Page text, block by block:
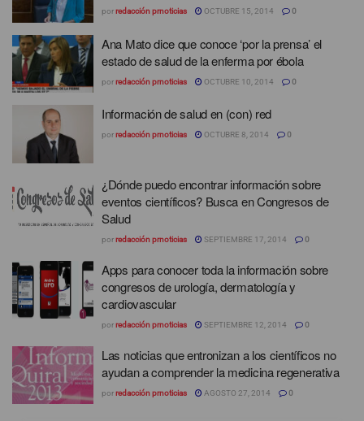
porredacción prnoticias OCTUBRE 15, 2014 0
Ana Mato dice que conoce ‘por la prensa’ el
estado de salud de la enferma por ébola
porredacción prnoticias OCTUBRE 10, 2014 0
Información de salud en (con) red
porredacción prnoticias OCTUBRE 8, 2014 0
¿Dónde puedo encontrar información sobre
eventos científicos? Busca en Congresos de
Salud
porredacción prnoticias SEPTIEMBRE 17, 2014 0
Apps para conocer toda la información sobre
congresos de urología, dermatología y
cardiovascular
porredacción prnoticias SEPTIEMBRE 12, 2014 0
Las noticias que entronizan a los científicos no
ayudan a comprender la medicina regenerativa
porredacción prnoticias AGOSTO 27, 2014 0